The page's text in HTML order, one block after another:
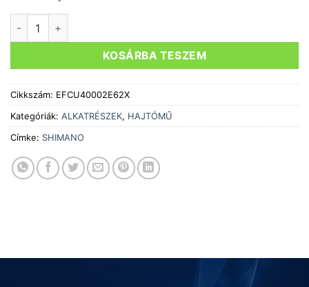
590 Ft.
490 Ft.
KOSÁRBA TESZEM
Cikkszám: EFCU40002E62X
Kategóriák: ALKATRÉSZEK, HAJTÓMŰ
Címke: SHIMANO